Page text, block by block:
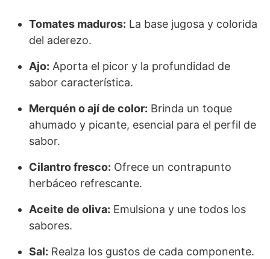
Tomates maduros: La base jugosa y colorida
del aderezo.
Ajo: Aporta el picor y la profundidad de
sabor característica.
Merquén o ají de color: Brinda un toque
ahumado y picante, esencial para el perfil de
sabor.
Cilantro fresco: Ofrece un contrapunto
herbáceo refrescante.
Aceite de oliva: Emulsiona y une todos los
sabores.
Sal: Realza los gustos de cada componente.